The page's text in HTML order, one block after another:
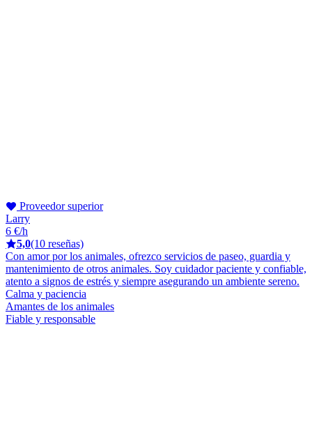
Proveedor superior
Larry
6 €/h
5,0(10 reseñas)
Con amor por los animales, ofrezco servicios de paseo, guardia y
mantenimiento de otros animales. Soy cuidador paciente y confiable,
atento a signos de estrés y siempre asegurando un ambiente sereno.
Calma y paciencia
Amantes de los animales
Fiable y responsable